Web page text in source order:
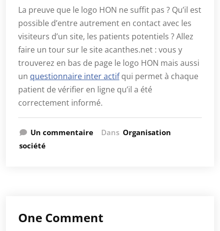
La preuve que le logo HON ne suffit pas ? Qu’il est
possible d’entre autrement en contact avec les
visiteurs d’un site, les patients potentiels ? Allez
faire un tour sur le site acanthes.net : vous y
trouverez en bas de page le logo HON mais aussi
un questionnaire inter actifqui permet à chaque
patient de vérifier en ligne qu’il a été
correctement informé.
Un commentaire Dans Organisation
société
One Comment